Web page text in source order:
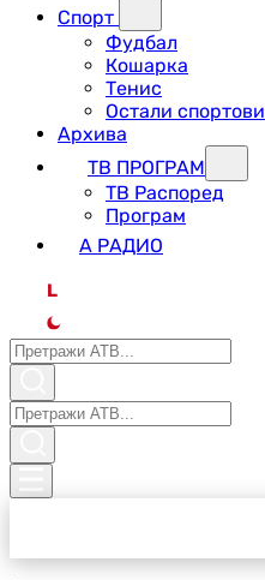
Спорт
Фудбал
Кошарка
Тенис
Остали спортови
Архива
ТВ ПРОГРАМ
ТВ Распоред
Програм
А РАДИО
L